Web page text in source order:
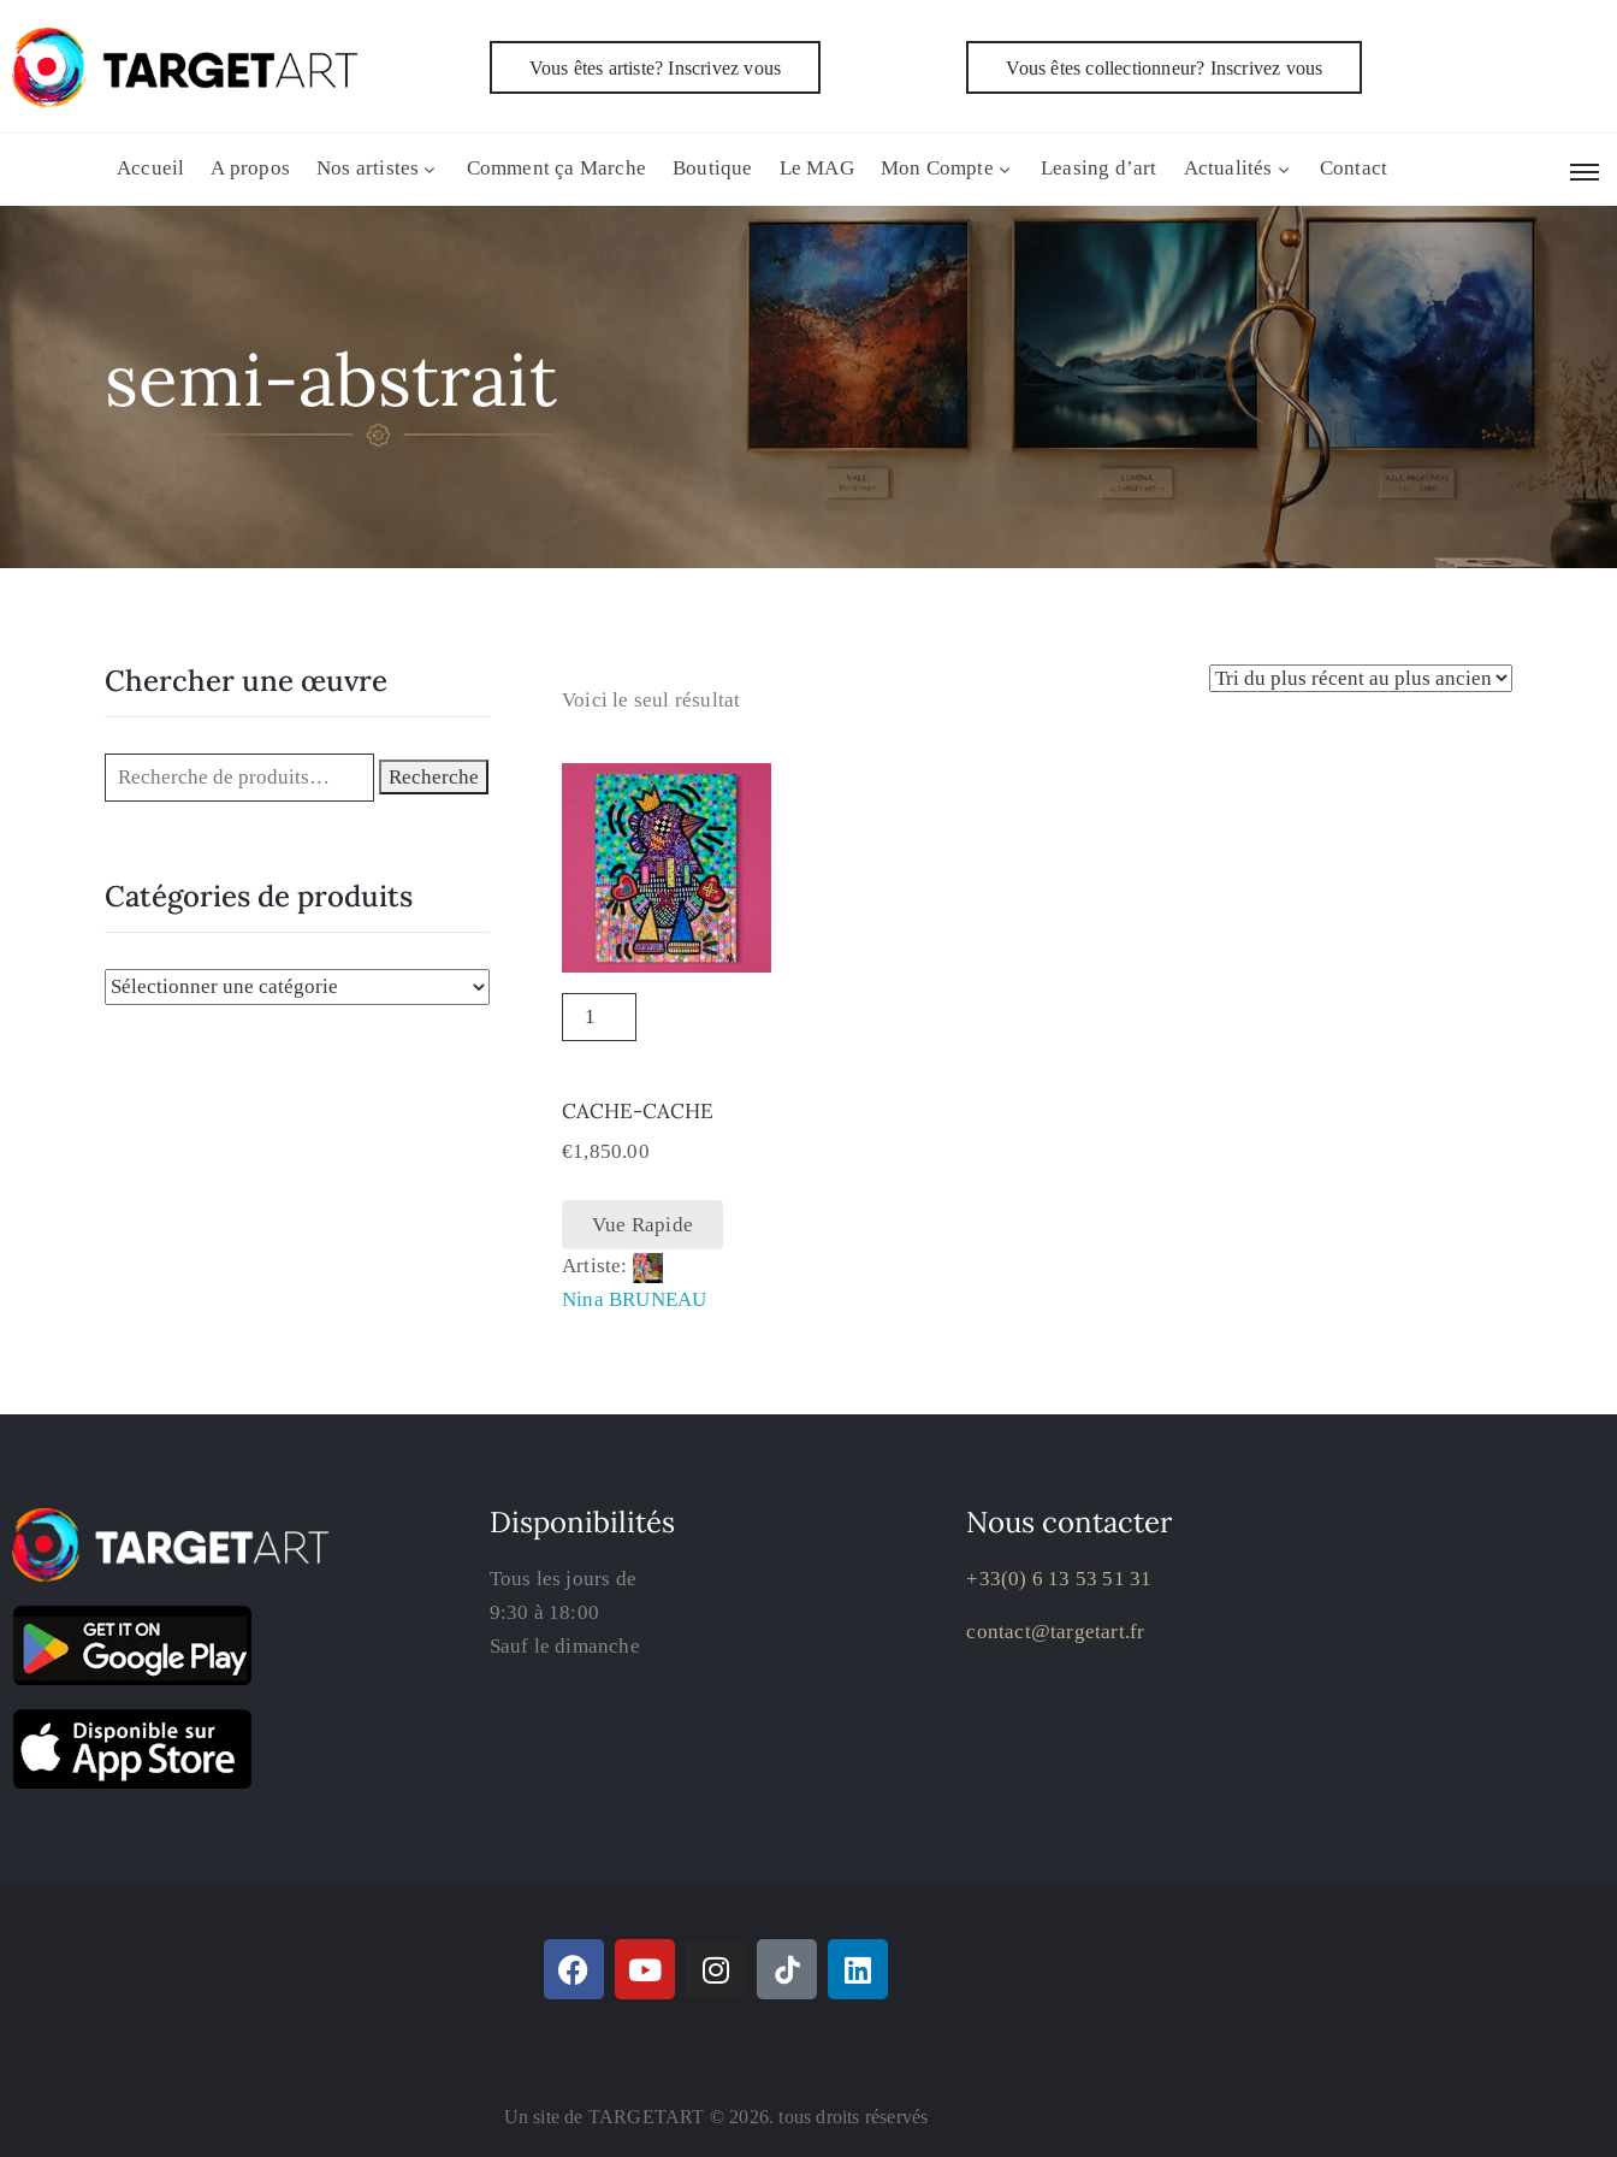
Vous êtes artiste? Inscrivez vous Vous êtes collectionneur? Inscrivez vous
Accueil A propos Nos artistes Comment ça Marche Boutique Le MAG Mon Compte Leasing d’art Actualités Contact
semi-abstrait
Voici le seul résultat
CACHE-CACHE
€1,850.00
Vue Rapide
Artiste:
Nina BRUNEAU
Chercher une œuvre
Recherche
Catégories de produits
Disponibilités
Tous les jours de
9:30 à 18:00
Sauf le dimanche
Nous contacter
+33(0) 6 13 53 51 31
contact@targetart.fr
Un site de TARGETART © 2026. tous droits réservés